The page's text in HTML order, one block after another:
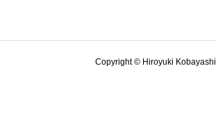
Copyright © Hiroyuki Kobayashi